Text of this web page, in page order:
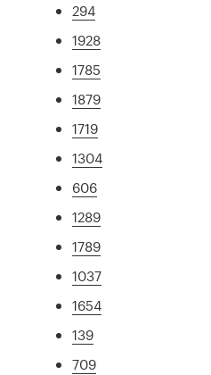
294
1928
1785
1879
1719
1304
606
1289
1789
1037
1654
139
709